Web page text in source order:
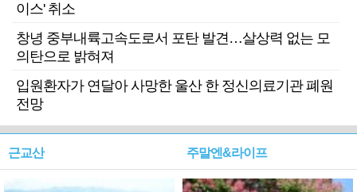
이스' 취소
창녕 중부내륙고속도로서 포탄 발견…살상력 없는 모
의탄으로 밝혀져
입원환자가 연달아 사망한 울산 한 정신의료기관 폐원
전망
근교산 주말엔&라이프